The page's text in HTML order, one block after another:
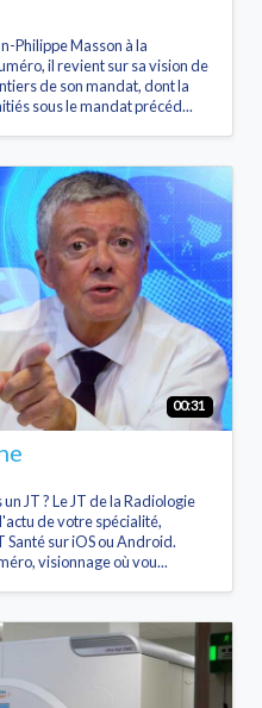
Philippe Masson à la
il revient sur sa vision de
de son mandat, dont la
sous le mandat précéd...
00:31
JT ? Le JT de la Radiologie
de votre spécialité,
sur iOS ou Android.
visionnage où vou...